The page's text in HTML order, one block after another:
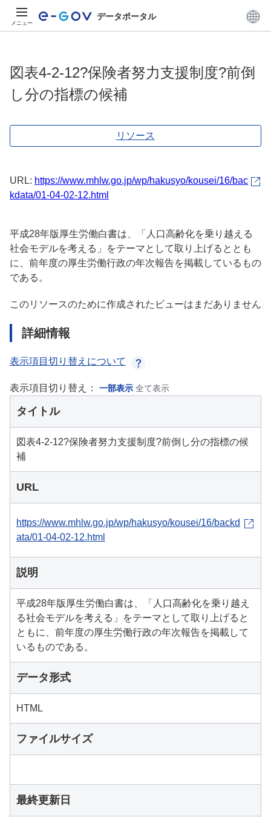
メニュー
データポータル
図表4-2-12?保険者努力支援制度?前倒
し分の指標の候補
リソース
URL: https://www.mhlw.go.jp/wp/hakusyo/kousei/16/bac
kdata/01-04-02-12.html
平成28年版厚生労働白書は、「人口高齢化を乗り越える
社会モデルを考える」をテーマとして取り上げるととも
に、前年度の厚生労働行政の年次報告を掲載しているもの
である。
このリソースのために作成されたビューはまだありません
詳細情報
表示項目切り替えについて
表示項目切り替え： 一部表示 全て表示
タイトル
図表4-2-12?保険者努力支援制度?前倒し分の指標の候
補
URL
https://www.mhlw.go.jp/wp/hakusyo/kousei/16/backd
ata/01-04-02-12.html
説明
平成28年版厚生労働白書は、「人口高齢化を乗り越え
る社会モデルを考える」をテーマとして取り上げると
ともに、前年度の厚生労働行政の年次報告を掲載して
いるものである。
データ形式
HTML
ファイルサイズ
最終更新日